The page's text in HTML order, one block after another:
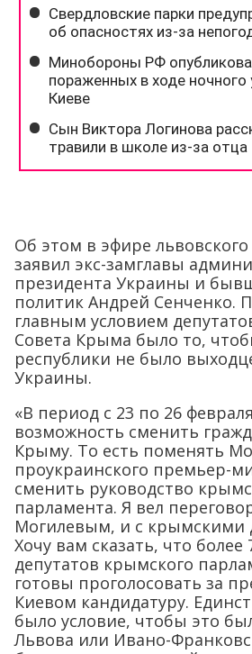
Об этом в эфире львовского
заявил экс-замглавы
президента Украины и
политик Андрей Сенченко.
главным условием
Совета Крыма было то,
республики не было
Украины.
«В период с 23 по 26
возможность сменить
Крыму. То есть поменять
проукраинского премьер-
сменить руководство
парламента. Я вел
Могилевым, и с крымскими
Хочу вам сказать, что более
депутатов крымского
готовы проголосовать за
Киевом кандидатуру.
было условие, чтобы это
Львова или Ивано-